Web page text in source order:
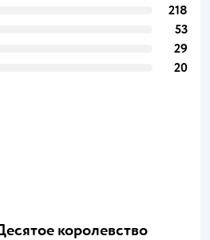
218
53
29
20
королевство